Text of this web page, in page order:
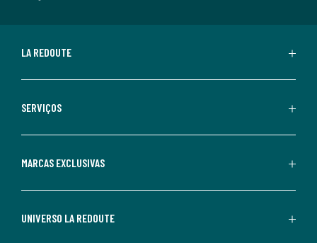
LA REDOUTE
SERVIÇOS
MARCAS EXCLUSIVAS
UNIVERSO LA REDOUTE